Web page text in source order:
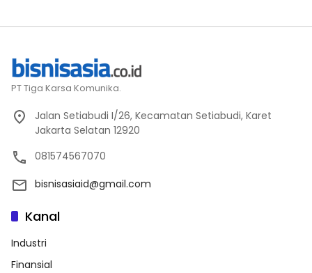
PT Tiga Karsa Komunika.
Jalan Setiabudi I/26, Kecamatan Setiabudi, Karet
Jakarta Selatan 12920
081574567070
bisnisasiaid@gmail.com
Kanal
Industri
Finansial